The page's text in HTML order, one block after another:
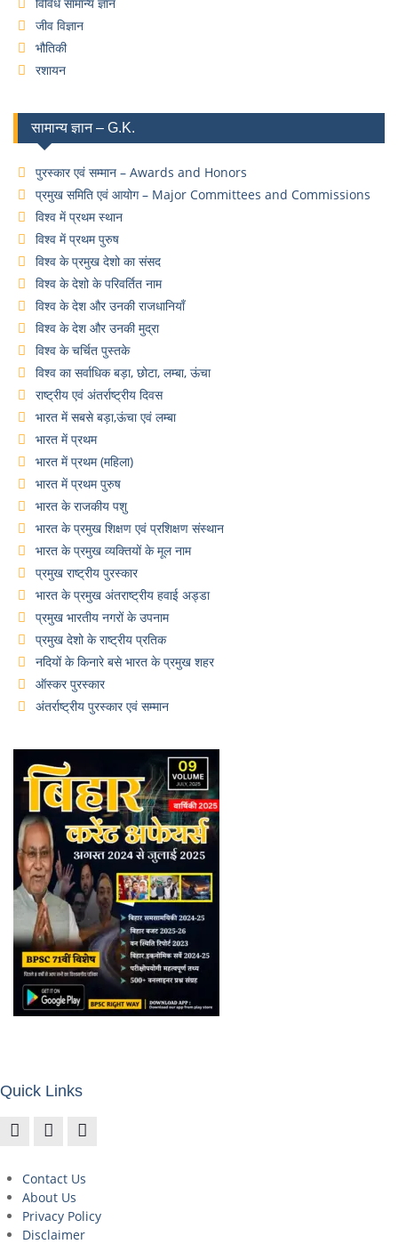
जीव विज्ञान
भौतिकी
रशायन
सामान्य ज्ञान – G.K.
पुरस्कार एवं सम्मान – Awards and Honors
प्रमुख समिति एवं आयोग – Major Committees and Commissions
विश्व में प्रथम स्थान
विश्व में प्रथम पुरुष
विश्व के प्रमुख देशो का संसद
विश्व के देशो के परिवर्तित नाम
विश्व के देश और उनकी राजधानियाँ
विश्व के देश और उनकी मुद्रा
विश्व के चर्चित पुस्तके
विश्व का सर्वाधिक बड़ा, छोटा, लम्बा, ऊंचा
राष्ट्रीय एवं अंतर्राष्ट्रीय दिवस
भारत में सबसे बड़ा,ऊंचा एवं लम्बा
भारत में प्रथम
भारत में प्रथम (महिला)
भारत में प्रथम पुरुष
भारत के राजकीय पशु
भारत के प्रमुख शिक्षण एवं प्रशिक्षण संस्थान
भारत के प्रमुख व्यक्तियों के मूल नाम
प्रमुख राष्ट्रीय पुरस्कार
भारत के प्रमुख अंतराष्ट्रीय हवाई अड्डा
प्रमुख भारतीय नगरों के उपनाम
प्रमुख देशो के राष्ट्रीय प्रतिक
नदियों के किनारे बसे भारत के प्रमुख शहर
ऑस्कर पुरस्कार
अंतर्राष्ट्रीय पुरस्कार एवं सम्मान
Quick Links
Contact Us
About Us
Privacy Policy
Disclaimer